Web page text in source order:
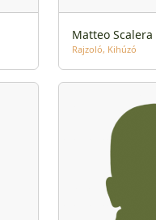
Matteo Scalera
Rajzoló Kihúzó